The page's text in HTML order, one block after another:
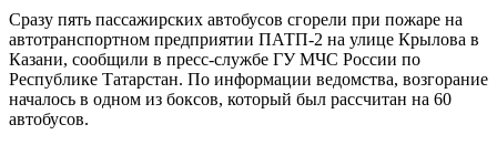
Сразу пять пассажирских автобусов сгорели при пожаре на
автотранспортном предприятии ПАТП-2 на улице Крылова в
Казани, сообщили в пресс-службе ГУ МЧС России по
Республике Татарстан. По информации ведомства, возгорание
началось в одном из боксов, который был рассчитан на 60
автобусов.